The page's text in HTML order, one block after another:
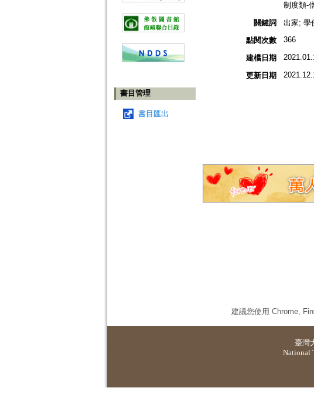
書目管理
書目匯出
制度類-
關鍵詞
出家; 學
點閱次數
366
建檔日期
更新日期
建議您使用 Chrome,
臺灣
National